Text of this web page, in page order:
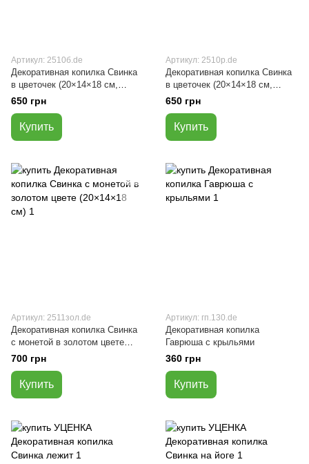
Артикул: 2510б.de
Декоративная копилка Свинка
в цветочек (20×14×18 см,
бежевый цвет)
650 грн
Купить
Артикул: 2510р.de
Декоративная копилка Свинка
в цветочек (20×14×18 см,
розовый цвет)
650 грн
Купить
Артикул: 2511зол.de
Декоративная копилка Свинка
с монетой в золотом цвете
(20×14×18 см)
700 грн
Купить
Артикул: гп.130.de
Декоративная копилка
Гаврюша с крыльями
360 грн
Купить